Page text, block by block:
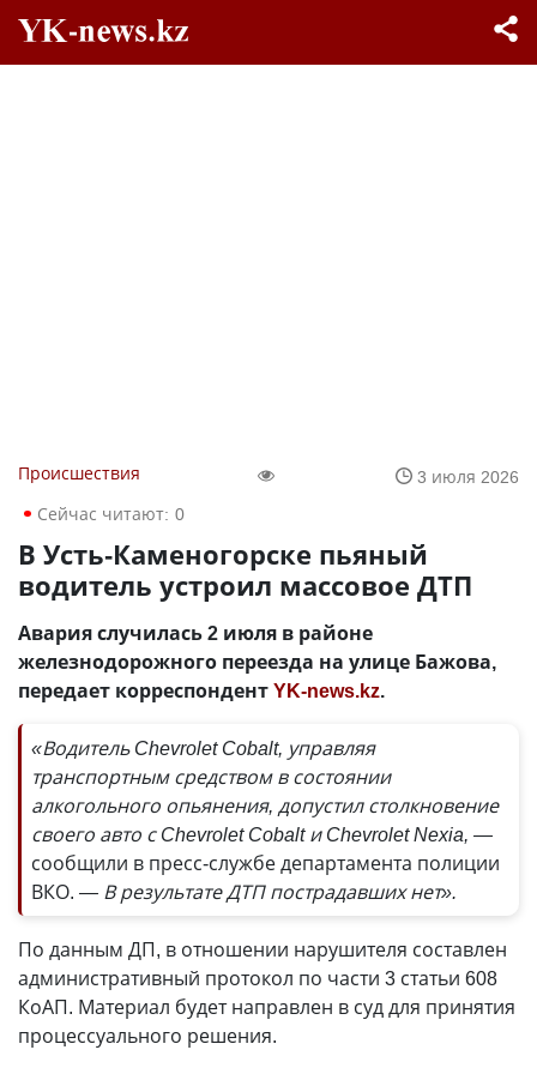
Происшествия
3 июля 2026
Сейчас читают: 0
В Усть-Каменогорске пьяный
водитель устроил массовое ДТП
Авария случилась 2 июля в районе
железнодорожного переезда на улице Бажова,
передает корреспондентYK-news.kz.
«Водитель Chevrolet Cobalt, управляя
транспортным средством в состоянии
алкогольного опьянения, допустил столкновение
своего авто с Chevrolet Cobalt и Chevrolet Nexia, —
сообщили в пресс-службе департамента полиции
ВКО. — В результате ДТП пострадавших нет».
По данным ДП, в отношении нарушителя составлен
административный протокол по части 3 статьи 608
КоАП. Материал будет направлен в суд для принятия
процессуального решения.